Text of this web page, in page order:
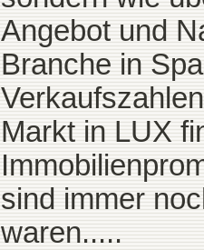
Angebot und
Branche in
Markt in LUX
sind immer
waren.....